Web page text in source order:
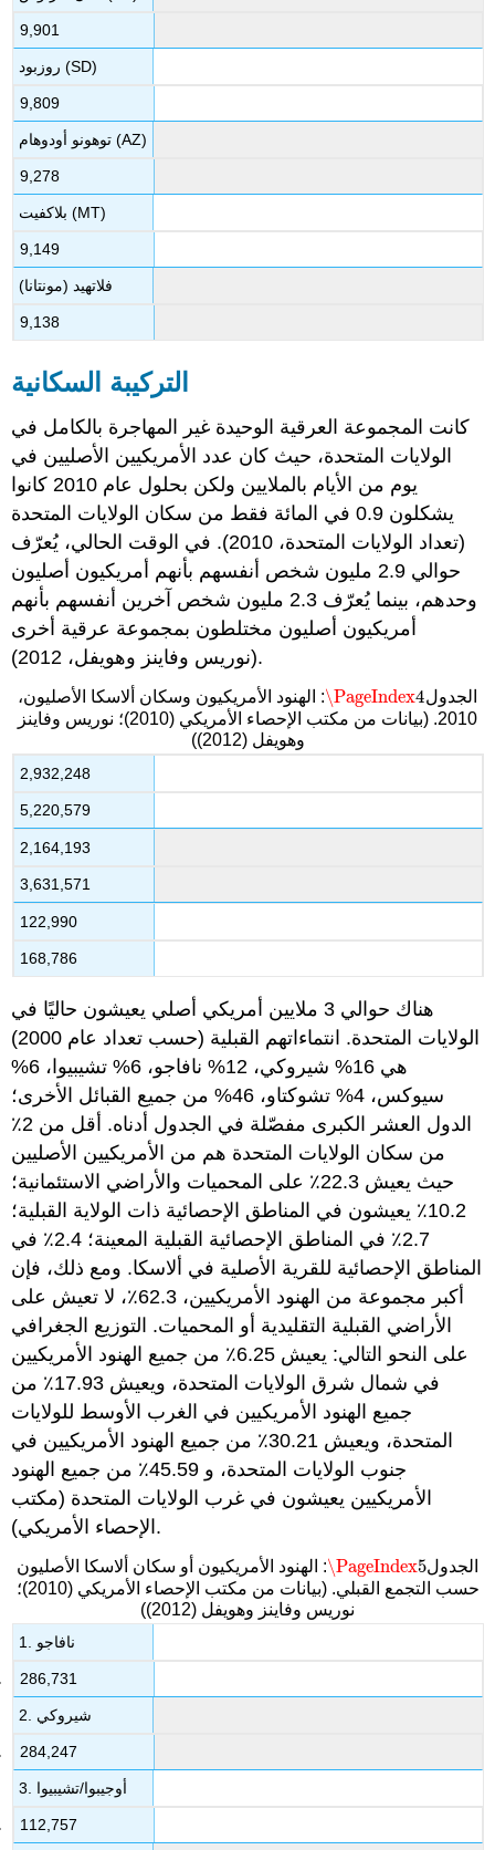
9,901
روزبود (SD)
9,809
توهونو أودوهام (AZ)
9,278
بلاكفيت (MT)
9,149
فلاتهيد (مونتانا)
9,138
التركيبة السكانية
كانت المجموعة العرقية الوحيدة غير المهاجرة بالكامل في
الولايات المتحدة، حيث كان عدد الأمريكيين الأصليين في
يوم من الأيام بالملايين ولكن بحلول عام 2010 كانوا
يشكلون 0.9 في المائة فقط من سكان الولايات المتحدة
(تعداد الولايات المتحدة، 2010). في الوقت الحالي، يُعرّف
حوالي 2.9 مليون شخص أنفسهم بأنهم أمريكيون أصليون
وحدهم، بينما يُعرّف 2.3 مليون شخص آخرين أنفسهم بأنهم
أمريكيون أصليون مختلطون بمجموعة عرقية أخرى
(نوريس وفاينز وهويفل، 2012).
الجدول \PageIndex4
\PageIndex4
: الهنود الأمريكيون وسكان ألاسكا الأصليون،
2010. (بيانات من مكتب الإحصاء الأمريكي (2010)؛ نوريس وفاينز
وهويفل (2012))
2,932,248
5,220,579
2,164,193
3,631,571
122,990
168,786
هناك حوالي 3 ملايين أمريكي أصلي يعيشون حاليًا في
الولايات المتحدة. انتماءاتهم القبلية (حسب تعداد عام 2000)
هي 16% شيروكي، 12% نافاجو، 6% تشيبيوا، 6%
سيوكس، 4% تشوكتاو، 46% من جميع القبائل الأخرى؛
الدول العشر الكبرى مفصّلة في الجدول أدناه. أقل من 2٪
من سكان الولايات المتحدة هم من الأمريكيين الأصليين
حيث يعيش 22.3٪ على المحميات والأراضي الاستئمانية؛
10.2٪ يعيشون في المناطق الإحصائية ذات الولاية القبلية؛
2.7٪ في المناطق الإحصائية القبلية المعينة؛ 2.4٪ في
المناطق الإحصائية للقرية الأصلية في ألاسكا. ومع ذلك، فإن
أكبر مجموعة من الهنود الأمريكيين، 62.3٪، لا تعيش على
الأراضي القبلية التقليدية أو المحميات. التوزيع الجغرافي
على النحو التالي: يعيش 6.25٪ من جميع الهنود الأمريكيين
في شمال شرق الولايات المتحدة، ويعيش 17.93٪ من
جميع الهنود الأمريكيين في الغرب الأوسط للولايات
المتحدة، ويعيش 30.21٪ من جميع الهنود الأمريكيين في
جنوب الولايات المتحدة، و 45.59٪ من جميع الهنود
الأمريكيين يعيشون في غرب الولايات المتحدة (مكتب
الإحصاء الأمريكي).
الجدول \PageIndex5
\PageIndex5
: الهنود الأمريكيون أو سكان ألاسكا الأصليون
حسب التجمع القبلي. (بيانات من مكتب الإحصاء الأمريكي (2010)؛
نوريس وفاينز وهويفل (2012))
1. نافاجو
286,731
2. شيروكي
284,247
3. أوجيبوا/تشيبيوا
112,757